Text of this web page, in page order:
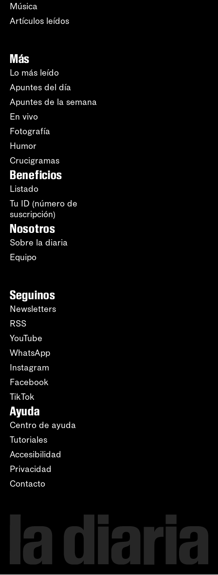
Música
Artículos leídos
Más
Lo más leído
Apuntes del día
Apuntes de la semana
En vivo
Fotografía
Humor
Crucigramas
Beneficios
Listado
Tu ID (número de
suscripción)
Nosotros
Sobre la diaria
Equipo
Seguinos
Newsletters
RSS
YouTube
WhatsApp
Instagram
Facebook
TikTok
Ayuda
Centro de ayuda
Tutoriales
Accesibilidad
Privacidad
Contacto